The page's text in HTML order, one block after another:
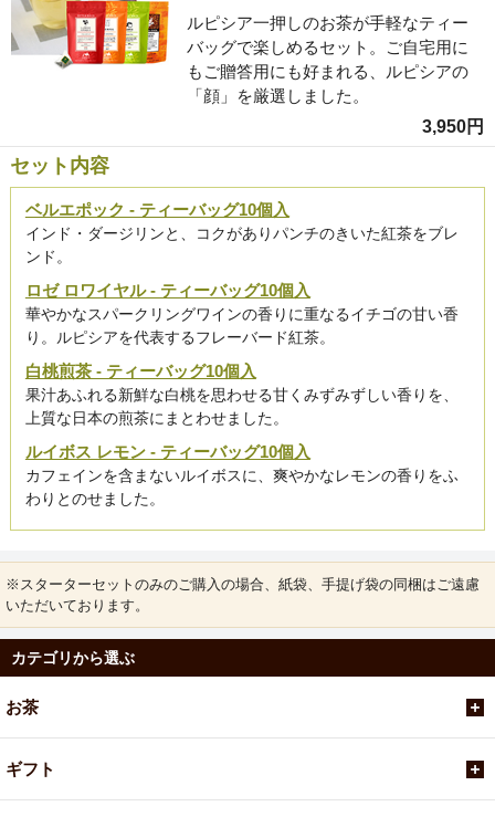
ルピシア一押しのお茶が手軽なティー
バッグで楽しめるセット。ご自宅用に
もご贈答用にも好まれる、ルピシアの
「顔」を厳選しました。
3,950円
セット内容
ベルエポック - ティーバッグ10個入
インド・ダージリンと、コクがありパンチのきいた紅茶をブレ
ンド。
ロゼ ロワイヤル - ティーバッグ10個入
華やかなスパークリングワインの香りに重なるイチゴの甘い香
り。ルピシアを代表するフレーバード紅茶。
白桃煎茶 - ティーバッグ10個入
果汁あふれる新鮮な白桃を思わせる甘くみずみずしい香りを、
上質な日本の煎茶にまとわせました。
ルイボス レモン - ティーバッグ10個入
カフェインを含まないルイボスに、爽やかなレモンの香りをふ
わりとのせました。
※スターターセットのみのご購入の場合、紙袋、手提げ袋の同梱はご遠慮
いただいております。
カテゴリから選ぶ
お茶
ギフト